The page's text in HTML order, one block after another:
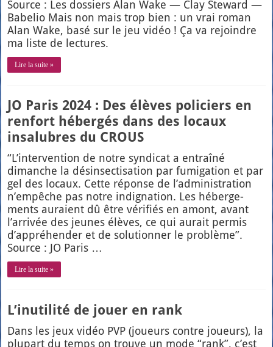
Source : Les dos­siers Alan Wake — Clay Ste­ward —
Babe­lio Mais non mais trop bien : un vrai roman
Alan Wake, basé sur le jeu vidéo ! Ça va rejoindre
ma liste de lec­tures.
Lire la suite »
JO Paris 2024 : Des élèves policiers en
renfort hébergés dans des locaux
insalubres du CROUS
“L’in­ter­ven­tion de notre syn­di­cat a entraî­né
dimanche la dés­in­sec­ti­sa­tion par fumi­ga­tion et par
gel des locaux. Cette réponse de l’ad­mi­nis­tra­tion
n’empêche pas notre indi­gna­tion. Les héber­ge­
ments auraient dû être véri­fiés en amont, avant
l’ar­ri­vée des jeunes élèves, ce qui aurait per­mis
d’ap­pré­hen­der et de solu­tion­ner le pro­blème”.
Source : JO Paris …
Lire la suite »
L’inutilité de jouer en rank
Dans les jeux vidéo PVP (joueurs contre joueurs), la
plu­part du temps on trouve un mode “rank”, c’est